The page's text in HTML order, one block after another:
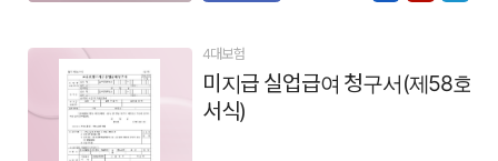
4대보험
미지급 실업급여 청구서(제58호
서식)